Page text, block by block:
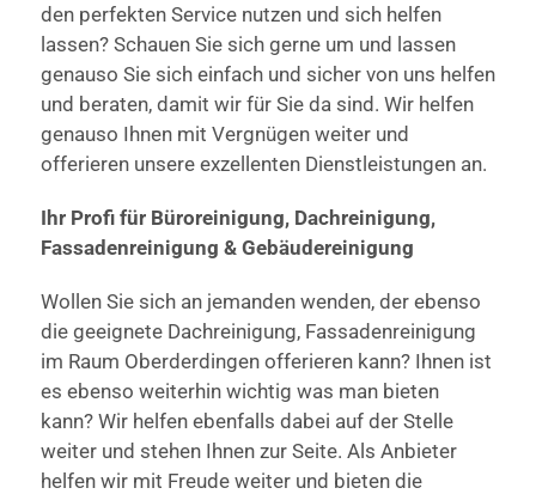
den perfekten Service nutzen und sich helfen
lassen? Schauen Sie sich gerne um und lassen
genauso Sie sich einfach und sicher von uns helfen
und beraten, damit wir für Sie da sind. Wir helfen
genauso Ihnen mit Vergnügen weiter und
offerieren unsere exzellenten Dienstleistungen an.
Ihr Profi für Büroreinigung, Dachreinigung,
Fassadenreinigung & Gebäudereinigung
Wollen Sie sich an jemanden wenden, der ebenso
die geeignete Dachreinigung, Fassadenreinigung
im Raum Oberderdingen offerieren kann? Ihnen ist
es ebenso weiterhin wichtig was man bieten
kann? Wir helfen ebenfalls dabei auf der Stelle
weiter und stehen Ihnen zur Seite. Als Anbieter
helfen wir mit Freude weiter und bieten die